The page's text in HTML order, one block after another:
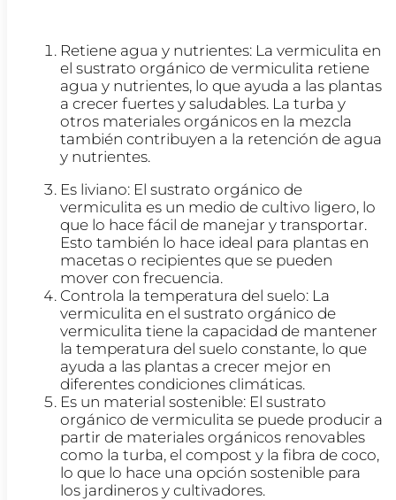
Retiene agua y nutrientes: La vermiculita en
el sustrato orgánico de vermiculita retiene
agua y nutrientes, lo que ayuda a las plantas
a crecer fuertes y saludables. La turba y
otros materiales orgánicos en la mezcla
también contribuyen a la retención de agua
y nutrientes.
Es liviano: El sustrato orgánico de
vermiculita es un medio de cultivo ligero, lo
que lo hace fácil de manejar y transportar.
Esto también lo hace ideal para plantas en
macetas o recipientes que se pueden
mover con frecuencia.
Controla la temperatura del suelo: La
vermiculita en el sustrato orgánico de
vermiculita tiene la capacidad de mantener
la temperatura del suelo constante, lo que
ayuda a las plantas a crecer mejor en
diferentes condiciones climáticas.
Es un material sostenible: El sustrato
orgánico de vermiculita se puede producir a
partir de materiales orgánicos renovables
como la turba, el compost y la fibra de coco,
lo que lo hace una opción sostenible para
los jardineros y cultivadores.